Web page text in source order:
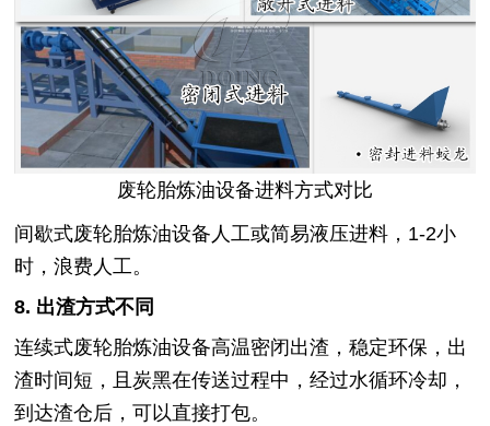
废轮胎炼油设备进料方式对比
间歇式废轮胎炼油设备人工或简易液压进料，1-2小
时，浪费人工。
8. 出渣方式不同
连续式废轮胎炼油设备高温密闭出渣，稳定环保，出
渣时间短，且炭黑在传送过程中，经过水循环冷却，
到达渣仓后，可以直接打包。